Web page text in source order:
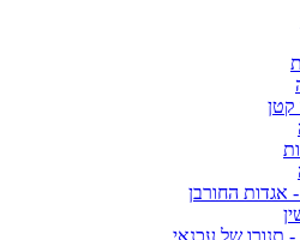
אגדות החורבן
תנורו של עכנאי